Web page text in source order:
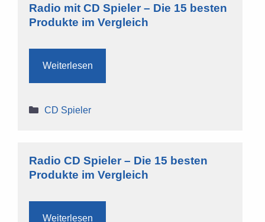
Radio mit CD Spieler – Die 15 besten
Produkte im Vergleich
Weiterlesen
Kategorien
CD Spieler
Radio CD Spieler – Die 15 besten
Produkte im Vergleich
Weiterlesen